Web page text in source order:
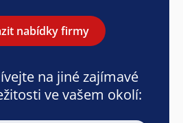
nabídky firmy
na jiné zajímavé
ve vašem okolí: